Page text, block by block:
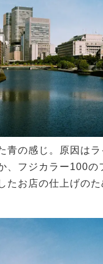
青の感じ。原因は
、フジカラー100の
たお店の仕上げの